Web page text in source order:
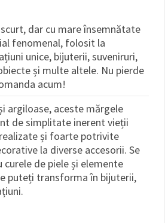
dar cu mare însemnătate
fenomenal, folosit la
unice, bijuterii, suveniruri,
și multe altele. Nu pierde
acum!
argiloase, aceste mărgele
de simplitate inerent vieții
și foarte potrivite
la diverse accesorii. Se
de piele și elemente
puteți transforma în bijuterii,